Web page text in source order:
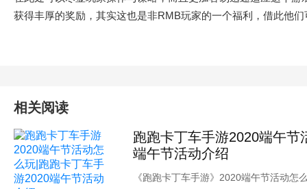
获得丰厚的奖励，其实这也是非RMB玩家的一个福利，借此他
相关阅读
跑跑卡丁车手游2020端午节
端午节活动介绍
《跑跑卡丁车手游》2020端午节活动怎